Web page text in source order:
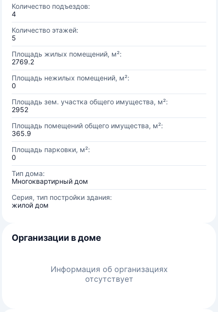
Количество подъездов:
4
Количество этажей:
5
Площадь жилых помещений, м²:
2769.2
Площадь нежилых помещений, м²:
0
Площадь зем. участка общего имущества, м²:
2952
Площадь помещений общего имущества, м²:
365.9
Площадь парковки, м²:
0
Тип дома:
Многоквартирный дом
Серия, тип постройки здания:
жилой дом
Организации в доме
Информация об организациях
отсутствует